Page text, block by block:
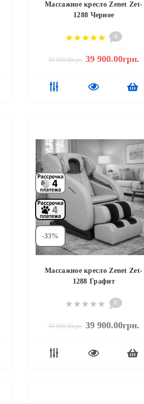
Массажное кресло Zenet Zet-
1288 Черное
4
59 800.00грн. 39 900.00грн.
-33%
Массажное кресло Zenet Zet-
1288 Графит
0
59 800.00грн. 39 900.00грн.